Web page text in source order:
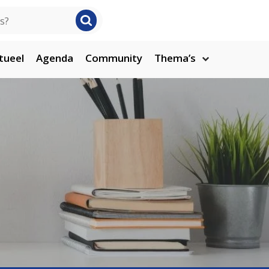
Agenda Community Thema’s